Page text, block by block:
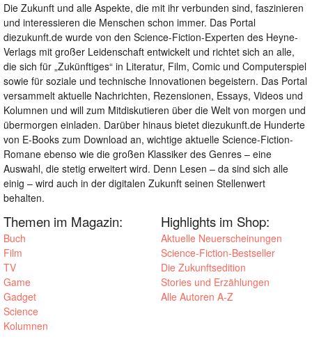
Die Zukunft und alle Aspekte, die mit ihr verbunden sind, faszinieren
und interessieren die Menschen schon immer. Das Portal
diezukunft.de wurde von den Science-Fiction-Experten des Heyne-
Verlags mit großer Leidenschaft entwickelt und richtet sich an alle,
die sich für „Zukünftiges“ in Literatur, Film, Comic und Computerspiel
sowie für soziale und technische Innovationen begeistern. Das Portal
versammelt aktuelle Nachrichten, Rezensionen, Essays, Videos und
Kolumnen und will zum Mitdiskutieren über die Welt von morgen und
übermorgen einladen. Darüber hinaus bietet diezukunft.de Hunderte
von E-Books zum Download an, wichtige aktuelle Science-Fiction-
Romane ebenso wie die großen Klassiker des Genres – eine
Auswahl, die stetig erweitert wird. Denn Lesen – da sind sich alle
einig – wird auch in der digitalen Zukunft seinen Stellenwert
behalten.
Themen im Magazin:
Buch
Film
TV
Game
Gadget
Science
Kolumnen
Highlights im Shop:
Aktuelle Neuerscheinungen
Science-Fiction-Bestseller
Die Zukunftsedition
Stories und Erzählungen
Alle Autoren A-Z